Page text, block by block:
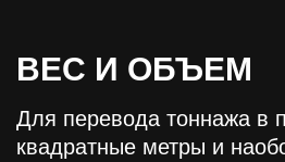
ВЕС И ОБЪЕМ
Для перевода тоннажа в
квадратные метры и